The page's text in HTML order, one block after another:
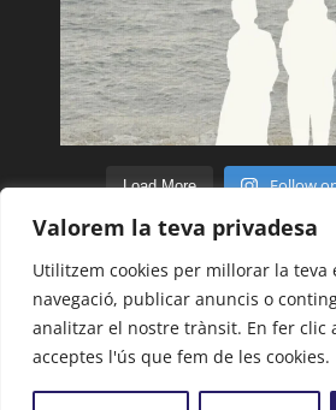
Valorem la teva privadesa
Utilitzem cookies per millorar la teva
navegació, publicar anuncis o
analitzar el nostre trànsit. En fer clic
acceptes l'ús que fem de les cookies.
Load More Follow
© Tots els drets reservats
Moral i Cultural del Poblenou -
de Privacitat-